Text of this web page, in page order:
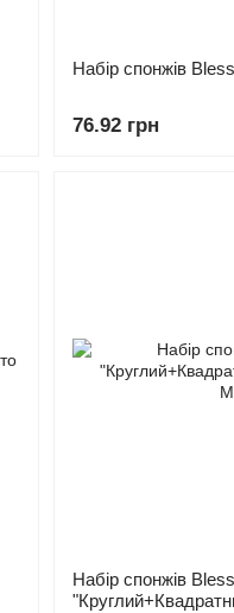
Набір спонжів
76.92 грн
Набір спонжів